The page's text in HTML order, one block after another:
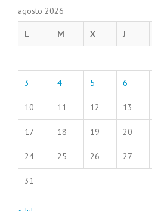
agosto 2026
L M X J
3 4 5 6
10 11 12 13
17 18 19 20
24 25 26 27
31